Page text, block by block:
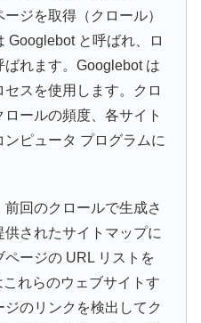
ジを取得（クロール）
Googlebot と呼ばれ、ロ
れます。Googlebot は
スを使用します。クロ
ールの頻度、各サイト
ピュータ プログラムに
回のクロールで生成さ
されたサイトマップに
ージの URL リストを
れらのウェブサイトす
のリンクを検出してク